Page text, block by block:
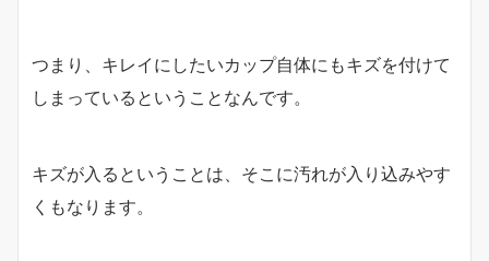
つまり、キレイにしたいカップ自体にもキズを付けて
しまっているということなんです。
キズが入るということは、そこに汚れが入り込みやす
くもなります。